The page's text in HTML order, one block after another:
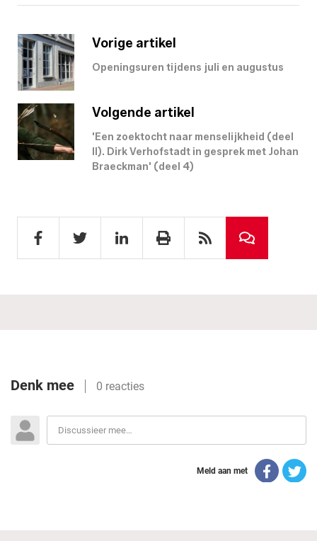
Vorige artikel
Openingsuren tijdens juli en augustus
Volgende artikel
'Een zoektocht naar menselijkheid (deel
II). Dirk Verhofstadt in gesprek met Johan
Braeckman' (deel 4)